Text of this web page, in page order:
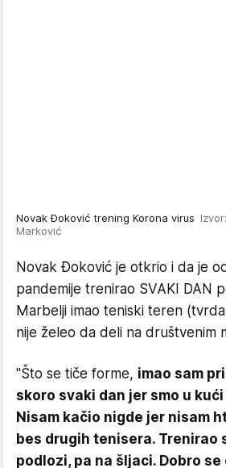
Novak Đoković trening Korona virus
Marković
Novak Đoković je otkrio i da je
pandemije trenirao SVAKI DAN
Marbelji imao teniski teren
nije želeo da deli na društvenim
"Što se tiče forme, imao sam
skoro svaki dan jer smo u
Nisam kačio nigde jer nisam
bes drugih tenisera. Trenirao
podlozi, pa na šljaci. Dobro